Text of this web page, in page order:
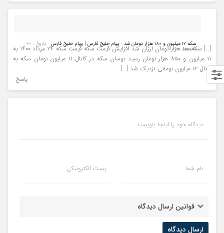
سکه ۱۲ میلیون و ۱۸۰ هزار تومان شد - پیام خلیج فارس | پیام خلیج فارس - تاریخ : ۲۰ -
شهریور - ۱۴۰۰
[…] سکه ۱۰۰ هزار تومان ارزان شد افزایش قیمت سکه قیمت سکه ۲۴ مرداد ۱۴۰۰ به
۱۱ میلیون و ۸۵۰ هزار تومان رسید نوسان سکه در کانال ۱۱ میلیون تومان سکه به
کانال ۱۲ میلیون تومانی نزدیک شد […]
پاسخ
دیدگاه خود را اینجا بنویسید
نام شما پست الکترونیکی
قوانین ارسال دیدگاه